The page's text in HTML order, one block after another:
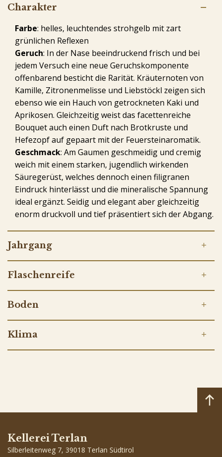
Charakter
Farbe: helles, leuchtendes strohgelb mit zart
grünlichen Reflexen
Geruch: In der Nase beeindruckend frisch und bei
jedem Versuch eine neue Geruchskomponente
offenbarend besticht die Rarität. Kräuternoten von
Kamille, Zitronenmelisse und Liebstöckl zeigen sich
ebenso wie ein Hauch von getrockneten Kaki und
Aprikosen. Gleichzeitig weist das facettenreiche
Bouquet auch einen Duft nach Brotkruste und
Hefezopf auf gepaart mit der Feuersteinaromatik.
Geschmack: Am Gaumen geschmeidig und cremig
weich mit einem starken, jugendlich wirkenden
Säuregerüst, welches dennoch einen filigranen
Eindruck hinterlässt und die mineralische Spannung
ideal ergänzt. Seidig und elegant aber gleichzeitig
enorm druckvoll und tief präsentiert sich der Abgang.
Jahrgang
Flaschenreife
Boden
Klima
Kellerei Terlan
Silberleitenweg 7, 39018 Terlan Südtirol